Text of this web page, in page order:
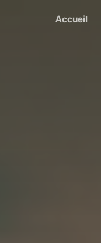
Accueil